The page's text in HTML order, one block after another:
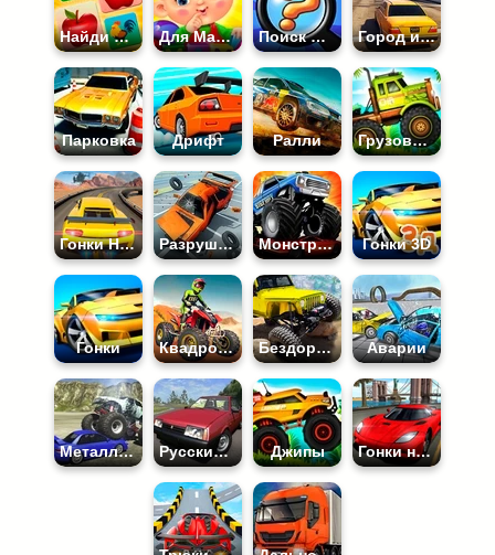
Найди Пару Для Малышей Поиск Отличий Город и Машины
Парковка Дрифт Ралли Грузовики
Гонки На Машинах Разрушение машин Монстр-Траки Гонки 3D
Гонки Квадроциклы Бездорожье Аварии
Металлолом Русские Машины Джипы Гонки на Крутых Машинах